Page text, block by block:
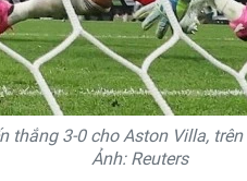
thắng 3-0 cho Aston Villa,
Ảnh: Reuters